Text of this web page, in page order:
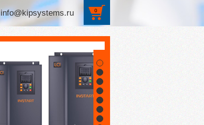
0
info@kipsystems.ru
1
2
3
4
5
6
7